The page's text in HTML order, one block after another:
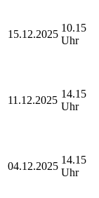
15.12.2025
10.15
Uhr
11.12.2025
14.15
Uhr
04.12.2025
14.15
Uhr